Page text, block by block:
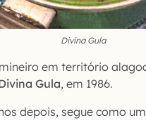
Divina Gula
em território
Gula, em 1986.
depois, segue como